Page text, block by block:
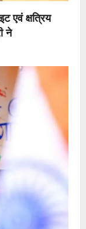
एवं क्षत्रिय
ने